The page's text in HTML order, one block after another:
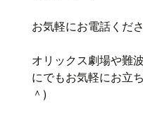
お気軽にお電話くだ
オリックス劇場や難
にでもお気軽にお立
＾)